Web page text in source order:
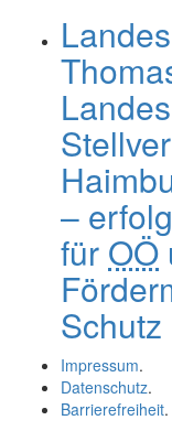
–
für OÖ
Impressum.
Datenschutz.
Barrierefreiheit.